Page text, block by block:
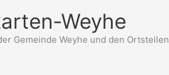
Weyhe
Gemeinde Weyhe und den Ortsteilen